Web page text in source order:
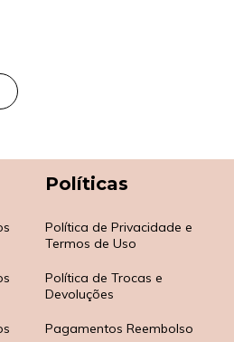
Políticas
Política de Privacidade e
Termos de Uso
Política de Trocas e
Devoluções
Pagamentos Reembolso